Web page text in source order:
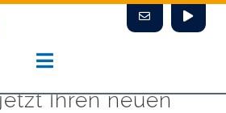
Ihren neuen